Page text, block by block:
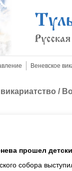
Веневское
/
прошел
собора